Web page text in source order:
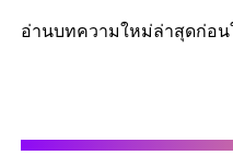
อ่านบทความใหม่ล่าสุดก่อน